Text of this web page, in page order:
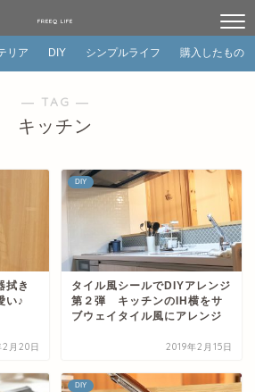
FREEQ LIFE
リア DIY シンプルライフ 購入したもの
― TAG ―
キッチン
拭き
い♪
2月20日
DIY
タイル風シールでDIYアレンジ
第２弾 キッチンのIH横をサ
ブウェイタイル風にアレンジ
2019年2月15日
DIY